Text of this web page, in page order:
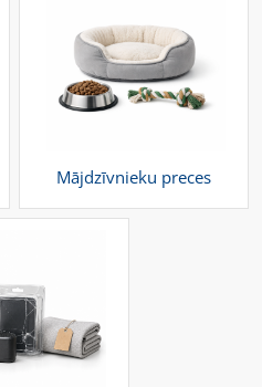
Mājdzīvnieku preces